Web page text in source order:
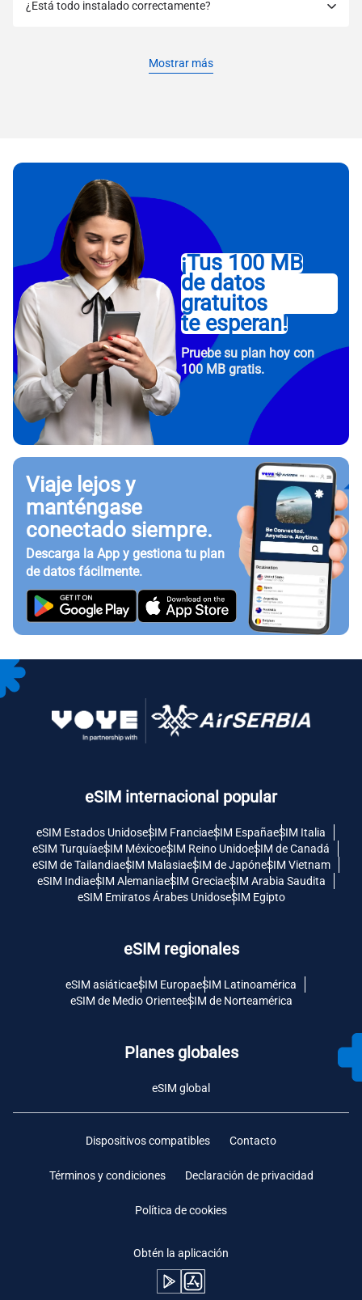
¿Está todo instalado correctamente?
Mostrar más
¡Tus 100 MB
de datos
gratuitos
te esperan!
Pruebe su plan hoy con
100 MB gratis.
Viaje lejos y
manténgase
conectado siempre.
Descarga la App y gestiona tu plan
de datos fácilmente.
eSIM internacional popular
eSIM Estados UnidoseSIM FranciaeSIM EspañaeSIM Italia
eSIM TurquíaeSIM MéxicoeSIM Reino UnidoeSIM de Canadá
eSIM de TailandiaeSIM MalasiaeSIM de JapóneSIM Vietnam
eSIM IndiaeSIM AlemaniaeSIM GreciaeSIM Arabia Saudita
eSIM Emiratos Árabes UnidoseSIM Egipto
eSIM regionales
eSIM asiáticaeSIM EuropaeSIM Latinoamérica
eSIM de Medio OrienteeSIM de Norteamérica
Planes globales
eSIM global
Dispositivos compatibles Contacto
Términos y condiciones Declaración de privacidad
Política de cookies
Obtén la aplicación